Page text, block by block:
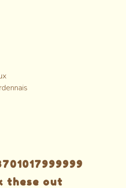
these out